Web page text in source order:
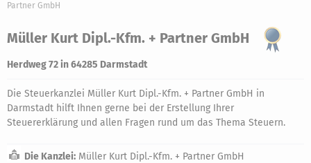
Partner GmbH
Müller Kurt Dipl.-Kfm. + Partner GmbH
Herdweg 72 in 64285 Darmstadt
Die Steuerkanzlei Müller Kurt Dipl.-Kfm. + Partner GmbH in
Darmstadt hilft Ihnen gerne bei der Erstellung Ihrer
Steuererklärung und allen Fragen rund um das Thema Steuern.
Die Kanzlei: Müller Kurt Dipl.-Kfm. + Partner GmbH